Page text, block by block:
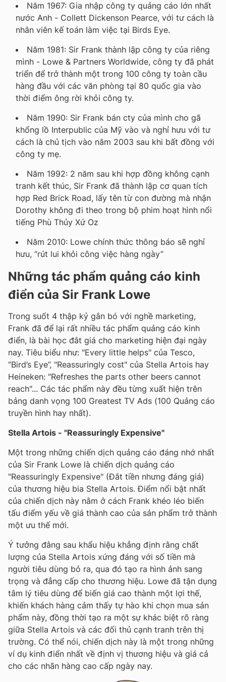
Năm 1967: Gia nhập công ty quảng cáo lớn nhất
nước Anh - Collett Dickenson Pearce, với tư cách là
nhân viên kế toán làm việc tại Birds Eye.
Năm 1981: Sir Frank thành lập công ty của riêng
mình - Lowe & Partners Worldwide, công ty đã phát
triển để trở thành một trong 100 công ty toàn cầu
hàng đầu với các văn phòng tại 80 quốc gia vào
thời điểm ông rời khỏi công ty.
Năm 1990: Sir Frank bán cty của mình cho gã
khổng lồ Interpublic của Mỹ vào và nghỉ hưu với tư
cách là chủ tịch vào năm 2003 sau khi bất đồng với
công ty mẹ.
Năm 1992: 2 năm sau khi hợp đồng không cạnh
tranh kết thúc, Sir Frank đã thành lập cơ quan tích
hợp Red Brick Road, lấy tên từ con đường mà nhận
Dorothy không đi theo trong bộ phim hoạt hình nổi
tiếng Phù Thủy Xứ Oz
Năm 2010: Lowe chính thức thông báo sẽ nghỉ
hưu, “rút lui khỏi công việc hàng ngày”
Những tác phẩm quảng cáo kinh
điển của Sir Frank Lowe
Trong suốt 4 thập kỷ gắn bó với nghề marketing,
Frank đã để lại rất nhiều tác phẩm quảng cáo kinh
điển, là bài học đắt giá cho marketing hiện đại ngày
nay. Tiêu biểu như: "Every little helps" của Tesco,
“Bird’s Eye”, "Reassuringly cost" của Stella Artois hay
Heineken: "Refreshes the parts other beers cannot
reach"... Các tác phẩm này đều từng xuất hiện trên
bảng danh vọng 100 Greatest TV Ads (100 Quảng cáo
truyền hình hay nhất).
Stella Artois - "Reassuringly Expensive"
Một trong những chiến dịch quảng cáo đáng nhớ nhất
của Sir Frank Lowe là chiến dịch quảng cáo
"Reassuringly Expensive" (Đắt tiền nhưng đáng giá)
của thương hiệu bia Stella Artois. Điểm nổi bật nhất
của chiến dịch này nằm ở cách Frank khéo léo biến
tấu điểm yếu về giá thành cao của sản phẩm trở thành
một ưu thế mới.
Ý tưởng đằng sau khẩu hiệu khẳng định rằng chất
lượng của Stella Artois xứng đáng với số tiền mà
người tiêu dùng bỏ ra, qua đó tạo ra hình ảnh sang
trọng và đẳng cấp cho thương hiệu. Lowe đã tận dụng
tâm lý tiêu dùng để biến giá cao thành một lợi thế,
khiến khách hàng cảm thấy tự hào khi chọn mua sản
phẩm này, đồng thời tạo ra một sự khác biệt rõ ràng
giữa Stella Artois và các đối thủ cạnh tranh trên thị
trường. Có thể nói, chiến dịch này là một trong những
ví dụ kinh điển nhất về định vị thương hiệu và giá cả
cho các nhãn hàng cao cấp ngày nay.